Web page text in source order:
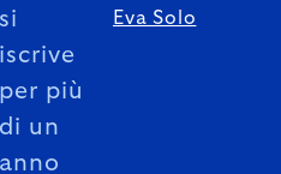
si
iscrive
per più
di un
anno
Eva Solo